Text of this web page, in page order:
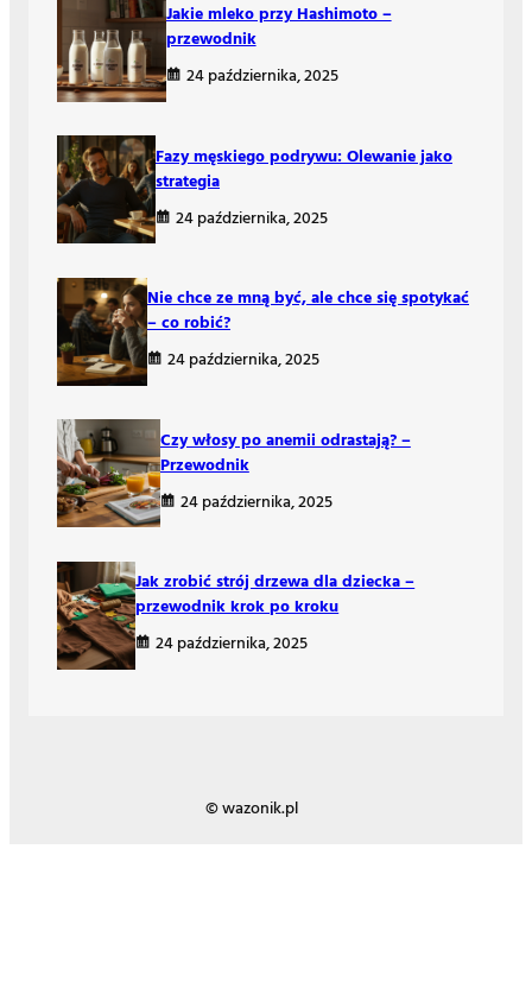
Jakie mleko przy Hashimoto –
przewodnik
24 października, 2025
Fazy męskiego podrywu: Olewanie jako
strategia
24 października, 2025
Nie chce ze mną być, ale chce się spotykać
– co robić?
24 października, 2025
Czy włosy po anemii odrastają? –
Przewodnik
24 października, 2025
Jak zrobić strój drzewa dla dziecka –
przewodnik krok po kroku
24 października, 2025
© wazonik.pl